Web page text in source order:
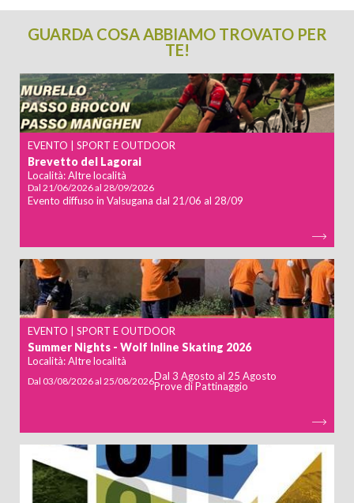
PARTENZA
GUARDA COSA ABBIAMO TROVATO PER
TE!
EVENTO | SPORT E OUTDOOR
Brevetto del Lagorai
Località:Altre località
Dal 21/06/2026al 28/09/2026
Evento diffuso in Valsugana dal 21/06 al 28/09
EVENTO | SPORT E OUTDOOR
Summer Nights - Wolf Inline Skating 2026
Località:Altre località
Dal 03/08/2026al 25/08/2026Dal 3 Agosto al 25 Agosto
Prove di Pattinaggio